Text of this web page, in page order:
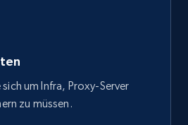
sich um Infra, Proxy-Server
zu müssen.